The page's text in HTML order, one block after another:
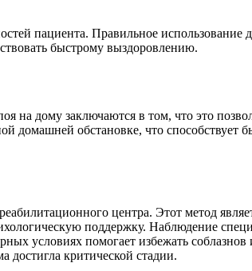
пациента. Правильное
быстрому выздоровлению.
на дому заключаются в том, что это
домашней обстановке, что способствует
центра. Этот метод
поддержку. Наблюдение
условиях помогает избежать соблазнов
достигла критической стадии.